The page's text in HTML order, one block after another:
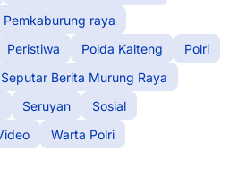
Pemkaburung raya
Peristiwa Polda Kalteng
Polri
Seputar Berita Murung Raya
Seruyan
Sosial
Warta Polri